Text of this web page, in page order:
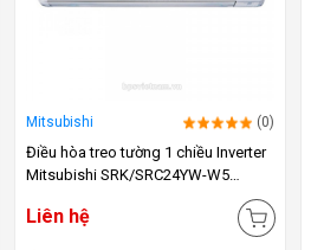
Mitsubishi (0)
Điều hòa treo tường 1 chiều Inverter
Mitsubishi SRK/SRC24YW-W5
Liên hệ